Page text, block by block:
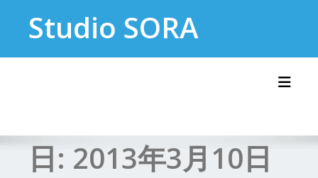
contentStudio SORA
日: 2013年3月10日